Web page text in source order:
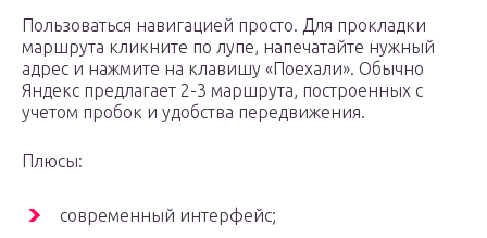
Пользоваться навигацией просто. Для прокладки
маршрута кликните по лупе, напечатайте нужный
адрес и нажмите на клавишу «Поехали». Обычно
Яндекс предлагает 2-3 маршрута, построенных с
учетом пробок и удобства передвижения.
Плюсы:
современный интерфейс;